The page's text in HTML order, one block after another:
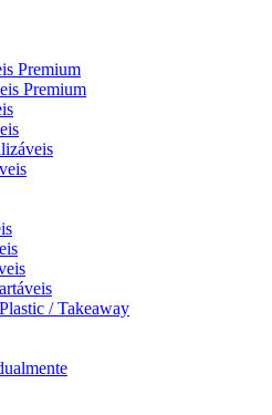
Premium
Premium
/ Takeaway